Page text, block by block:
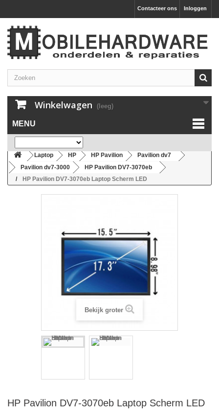
Inloggen
Contacteer ons
Winkelwagen (leeg)
MENU
Laptop HP HP Pavilion
Pavilion dv7
Pavilion dv7-3000
HP Pavilion DV7-3070eb
HP Pavilion DV7-3070eb Laptop Scherm LED
Bekijk groter
HP Pavilion DV7-3070eb Laptop Scherm LED